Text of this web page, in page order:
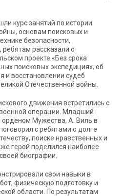
курс занятий по истории
основам поисковых и
безопасности,
ребятам рассказали о
проекте «Без срока
поисковых экспедициях, об
и восстановлении судеб
Отечественной войны.
движения встретились с
операции. Младший
орденом Мужества, А. Виль в
с ребятами о долге
поиске нравственных и
герой поделился наиболее
биографии.
свои навыки в
физическую подготовку и
области. По результатам